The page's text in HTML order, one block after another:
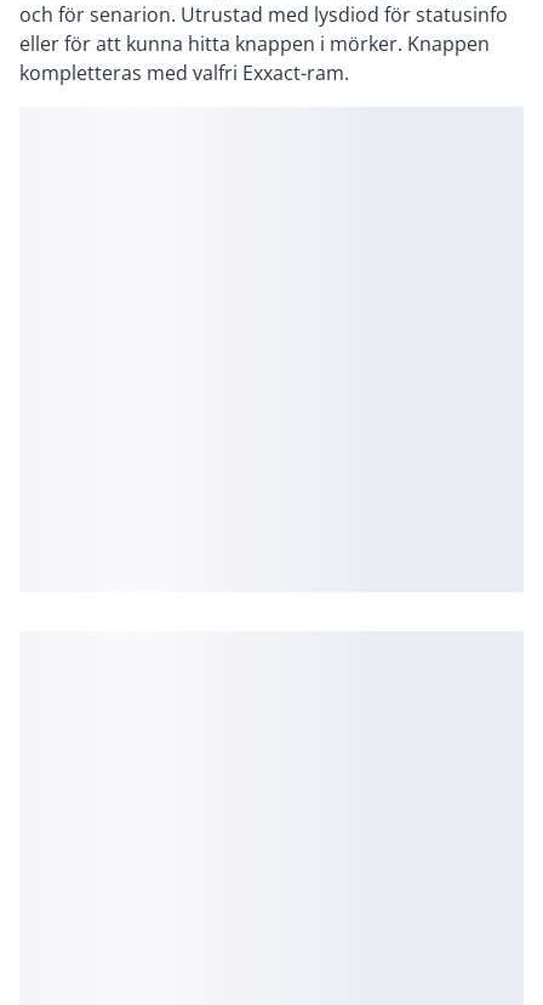
och för senarion. Utrustad med lysdiod för statusinfo
eller för att kunna hitta knappen i mörker. Knappen
kompletteras med valfri Exxact-ram.